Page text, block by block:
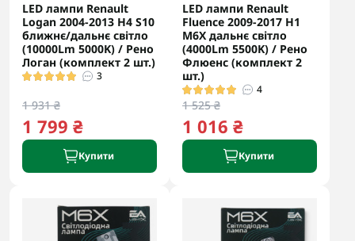
LED лампи Renault
Logan 2004-2013 H4 S10
ближнє/дальнє світло
(10000Lm 5000K) / Рено
Логан (комплект 2 шт.)
3
1 931 ₴
1 799 ₴
Купити
LED лампи Renault
Fluence 2009-2017 H1
M6X дальнє світло
(4000Lm 5500K) / Рено
Флюенс (комплект 2
шт.)
4
1 525 ₴
1 016 ₴
Купити